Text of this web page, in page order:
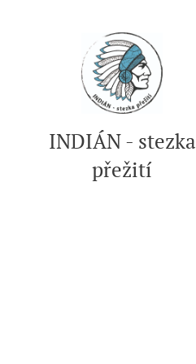
INDIÁN - stezka
přežití